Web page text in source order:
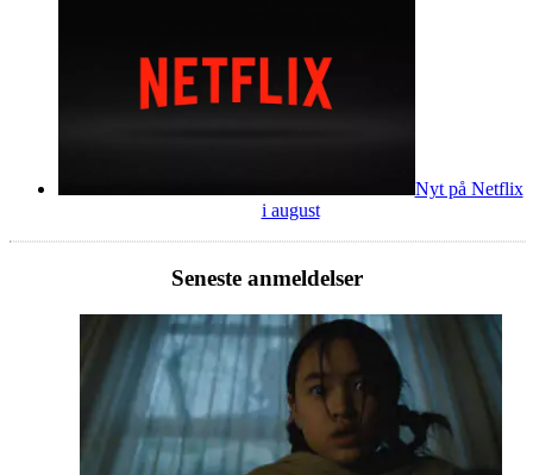
Nyt på Netflix
i august
Seneste anmeldelser